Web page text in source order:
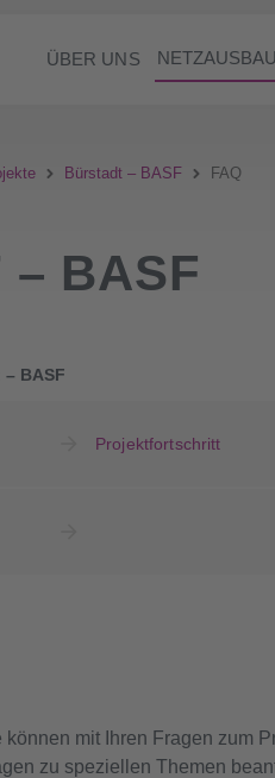
ÜBER UNS NETZAUSBAU
Bürstadt – BASF FAQ
– BASF
BASF
Projektfortschritt
können mit Ihren Fragen zum
zu speziellen Themen